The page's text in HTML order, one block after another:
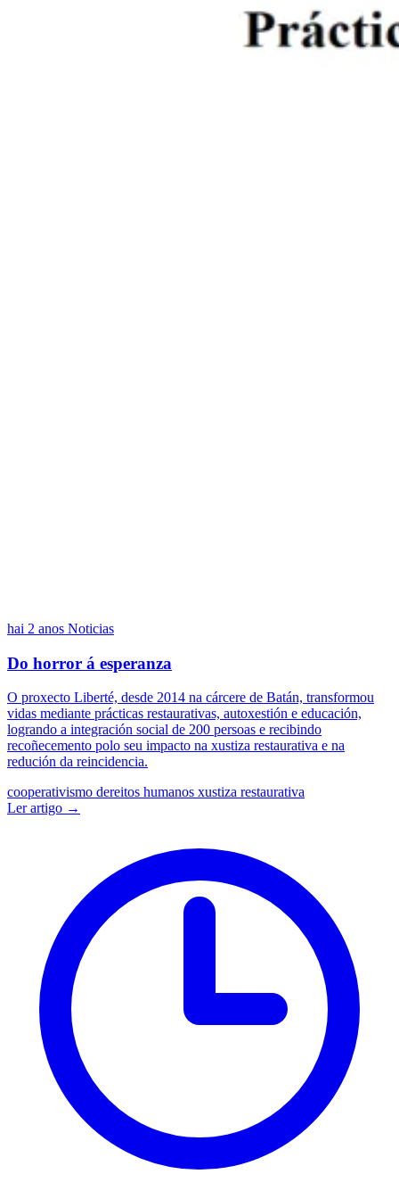
hai 2 anos Noticias
Do horror á esperanza
O proxecto Liberté, desde 2014 na cárcere de Batán, transformou
vidas mediante prácticas restaurativas, autoxestión e educación,
logrando a integración social de 200 persoas e recibindo
recoñecemento polo seu impacto na xustiza restaurativa e na
redución da reincidencia.
cooperativismo dereitos humanos xustiza restaurativa
Ler artigo →